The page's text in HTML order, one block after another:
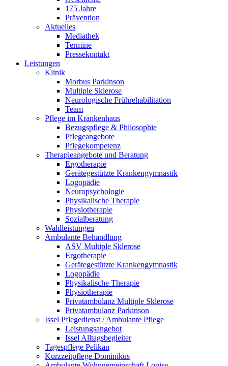
175 Jahre
Prävention
Aktuelles
Mediathek
Termine
Pressekontakt
Leistungen
Klinik
Morbus Parkinson
Multiple Sklerose
Neurologische Frührehabilitation
Team
Pflege im Krankenhaus
Bezugspflege & Philosophie
Pflegeangebote
Pflegekompetenz
Therapieangebote und Beratung
Ergotherapie
Gerätegestützte Krankengymnastik
Logopädie
Neuropsychologie
Physikalische Therapie
Physiotherapie
Sozialberatung
Wahlleistungen
Ambulante Behandlung
ASV Multiple Sklerose
Ergotherapie
Gerätegestützte Krankengymnastik
Logopädie
Physikalische Therapie
Physiotherapie
Privatambulanz Multiple Sklerose
Privatambulanz Parkinson
Issel Pflegedienst / Ambulante Pflege
Leistungsangebot
Issel Alltagsbegleiter
Tagespflege Pelikan
Kurzzeitpflege Dominikus